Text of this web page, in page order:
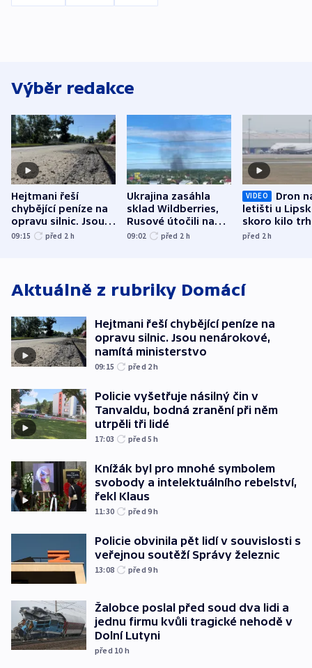
Výběr redakce
Hejtmani řeší
chybějící peníze na
opravu silnic. Jsou
nenárokové, namítá
09:15 před 2 h
Ukrajina zasáhla
sklad Wildberries,
Rusové útočili na
trh, hasiče či
09:02 před 2 h
VIDEO
Dron
letišti u
skoro kilo
indicie
před 2h
Aktuálně z rubriky Domácí
Hejtmani řeší chybějící peníze na
opravu silnic. Jsou nenárokové,
namítá ministerstvo
09:15 před 2h
Policie vyšetřuje násilný čin v
Tanvaldu, bodná zranění při něm
utrpěli tři lidé
17:03 před 5h
Knížák byl pro mnohé symbolem
svobody a intelektuálního rebelství,
řekl Klaus
11:30 před 9h
Policie obvinila pět lidí v souvislosti s
veřejnou soutěží Správy železnic
13:08 před 9h
Žalobce poslal před soud dva lidi a
jednu firmu kvůli tragické nehodě v
Dolní Lutyni
před 10 h